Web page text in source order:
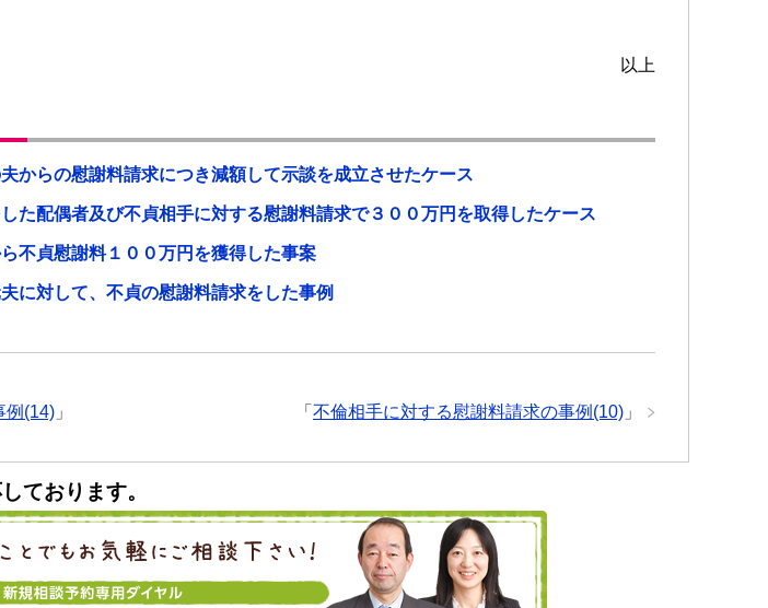
以上
からの慰謝料請求につき減額して示談を成立させたケース
た配偶者及び不貞相手に対する慰謝料請求で３００万円を取得したケース
不貞慰謝料１００万円を獲得した事案
に対して、不貞の慰謝料請求をした事例
「 不倫相手に対する慰謝料請求の事例(10) 」
例(14) 」
ております。